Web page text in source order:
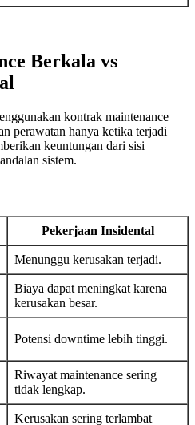
Berkala vs
kontrak maintenance
perawatan hanya ketika terjadi
keuntungan dari sisi
sistem.
Pekerjaan Insidental
Menunggu kerusakan terjadi.
Biaya dapat meningkat karena
kerusakan besar.
Potensi downtime lebih tinggi.
Riwayat maintenance sering
tidak lengkap.
Kerusakan sering terlambat